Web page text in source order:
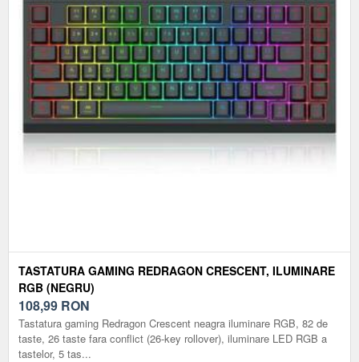
TASTATURA GAMING REDRAGON CRESCENT, ILUMINARE
RGB (NEGRU)
108,99 RON
Tastatura gaming Redragon Crescent neagra iluminare RGB, 82 de
taste, 26 taste fara conflict (26-key rollover), iluminare LED RGB a
tastelor, 5 tas...